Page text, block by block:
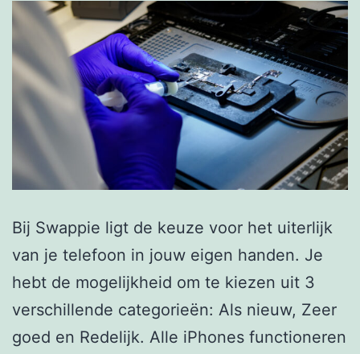
Bij Swappie ligt de keuze voor het uiterlijk
van je telefoon in jouw eigen handen. Je
hebt de mogelijkheid om te kiezen uit 3
verschillende categorieën: Als nieuw, Zeer
goed en Redelijk. Alle iPhones functioneren